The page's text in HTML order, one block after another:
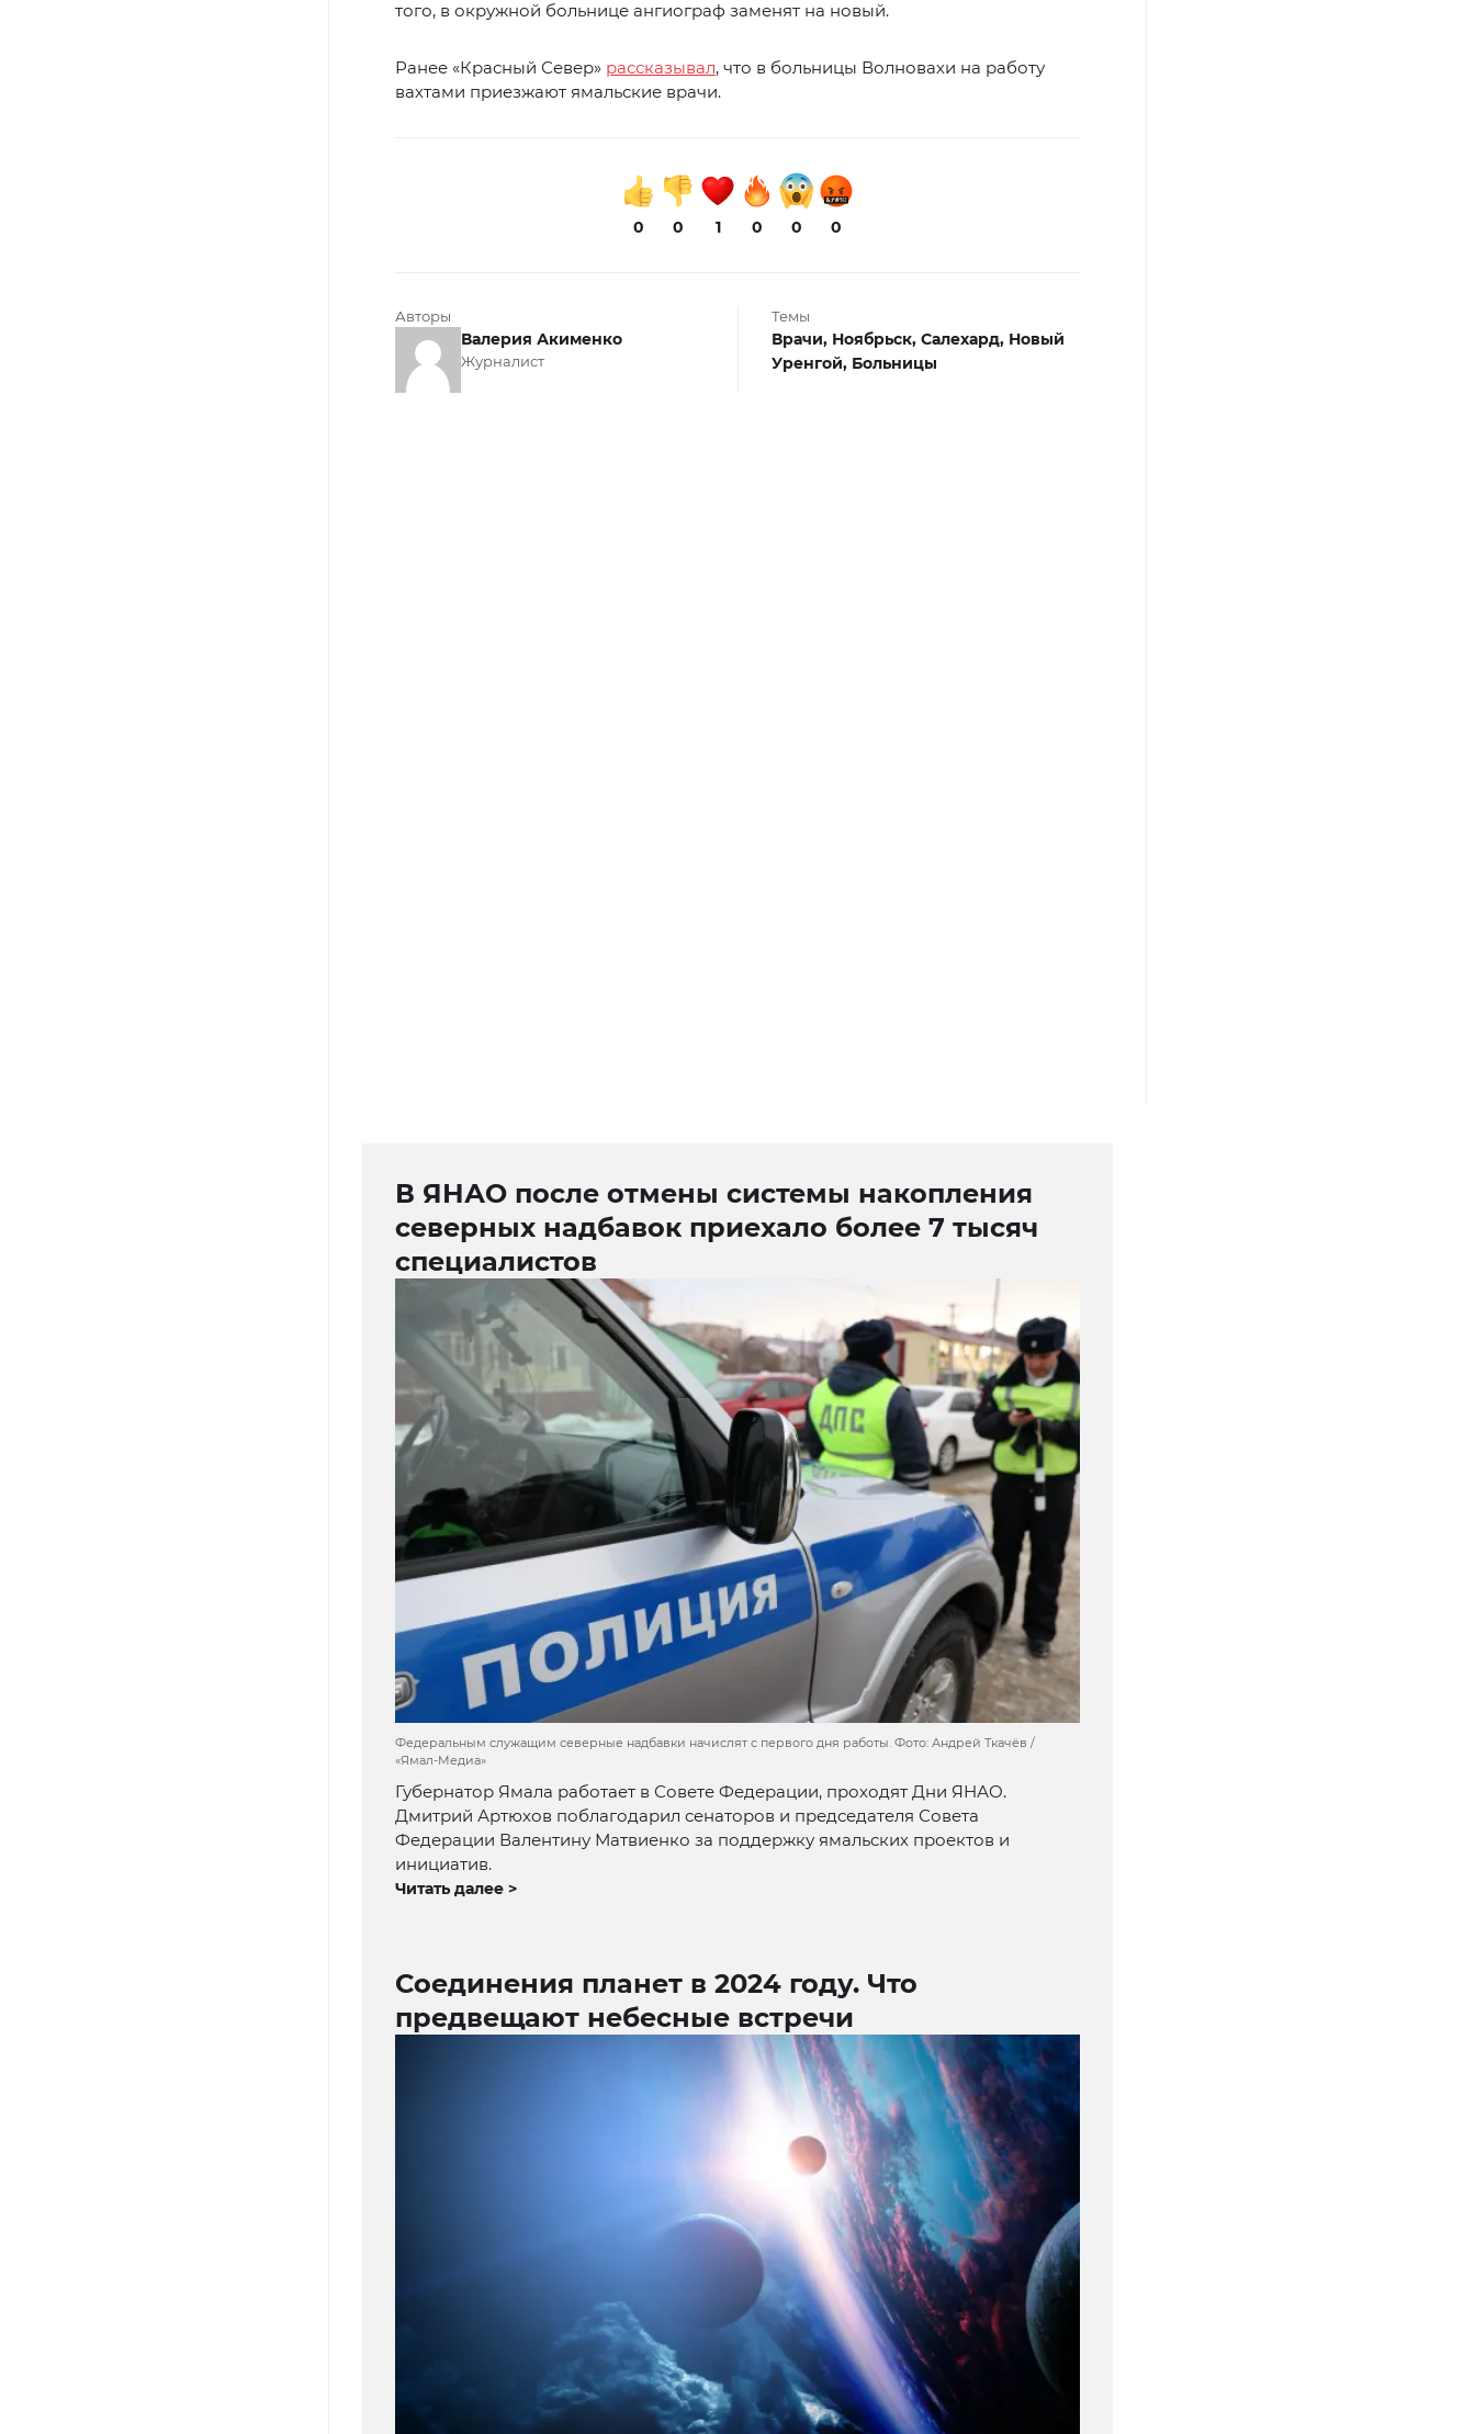
того, в окружной больнице ангиограф заменят на новый.
Ранее «Красный Север» рассказывал, что в больницы Волновахи на работу
вахтами приезжают ямальские врачи.
0 0 1 0 0 0
Авторы
Валерия Акименко
Журналист
Темы
Врачи, Ноябрьск, Салехард, Новый
Уренгой, Больницы
В ЯНАО после отмены системы накопления
северных надбавок приехало более 7 тысяч
специалистов
Федеральным служащим северные надбавки начислят с первого дня работы. Фото: Андрей Ткачёв /
«Ямал-Медиа»
Губернатор Ямала работает в Совете Федерации, проходят Дни ЯНАО.
Дмитрий Артюхов поблагодарил сенаторов и председателя Совета
Федерации Валентину Матвиенко за поддержку ямальских проектов и
инициатив.
Читать далее >
Соединения планет в 2024 году. Что
предвещают небесные встречи